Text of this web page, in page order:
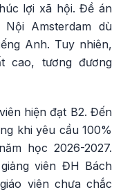
lợi xã hội. Đề án
Amsterdam dù
Anh. Tuy nhiên,
cao, tương đương
hiện đạt B2. Đến
khi yêu cầu 100%
học 2026-2027.
viên ĐH Bách
viên chưa chắc